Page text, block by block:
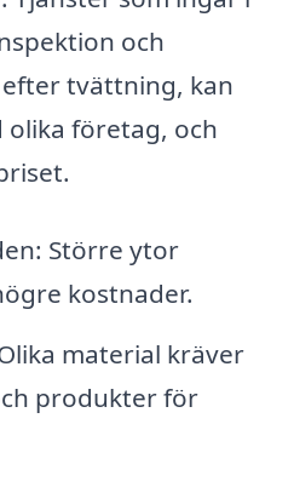
och
tvättning, kan
olika företag, och
Större ytor
kostnader.
material kräver
produkter för